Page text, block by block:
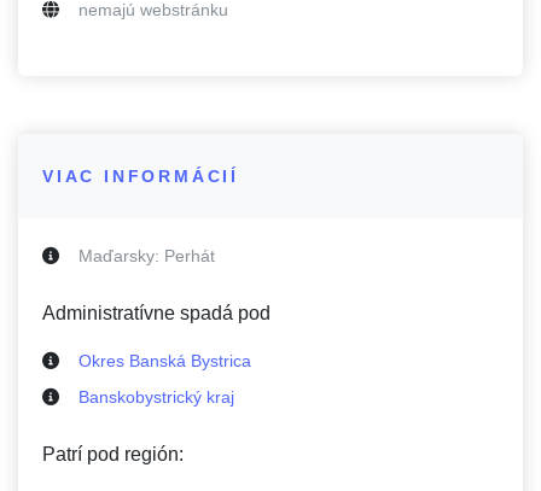
nemajú webstránku
VIAC INFORMÁCIÍ
Maďarsky: Perhát
Administratívne spadá pod
Okres Banská Bystrica
Banskobystrický kraj
Patrí pod región: